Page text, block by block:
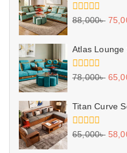
0
5
88,000৳
Atlas Lounge
0
5
78,000৳
Titan Curve
0
65,000৳